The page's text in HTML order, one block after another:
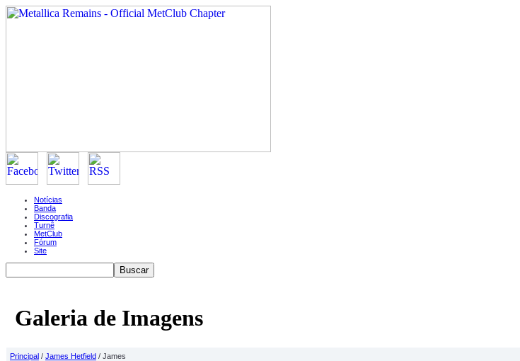
Notícias
Banda
Discografia
Turnê
MetClub
Fórum
Site
Galeria de Imagens
Principal / James Hetfield / James